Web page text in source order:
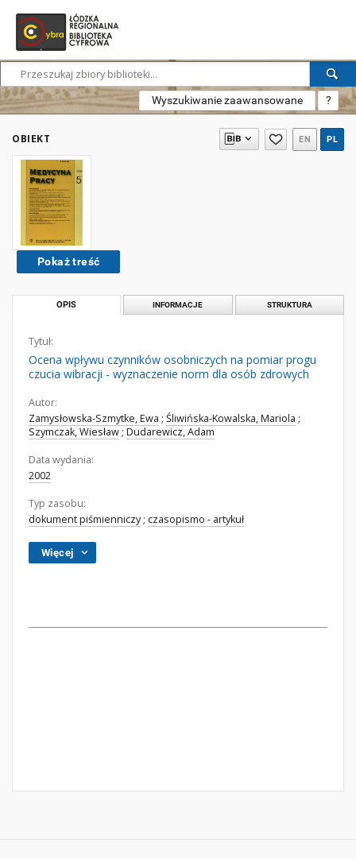
Wyszukiwanie zaawansowane ?
OBIEKT EN PL
Pokaż treść
OPIS INFORMACJE STRUKTURA
Tytuł:
Ocena wpływu czynników osobniczych na pomiar progu
czucia wibracji - wyznaczenie norm dla osób zdrowych
Autor:
Zamysłowska-Szmytke, Ewa ; Śliwińska-Kowalska, Mariola ;
Szymczak, Wiesław ; Dudarewicz, Adam
Data wydania:
2002
Typ zasobu:
dokument piśmienniczy; czasopismo - artykuł
Więcej